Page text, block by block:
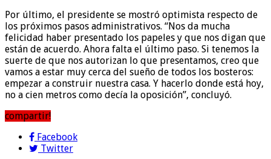
Por último, el presidente se mostró optimista respecto de
los próximos pasos administrativos. “Nos da mucha
felicidad haber presentado los papeles y que nos digan que
están de acuerdo. Ahora falta el último paso. Si tenemos la
suerte de que nos autorizan lo que presentamos, creo que
vamos a estar muy cerca del sueño de todos los bosteros:
empezar a construir nuestra casa. Y hacerlo donde está hoy,
no a cien metros como decía la oposición”, concluyó.
compartir!
Facebook
Twitter